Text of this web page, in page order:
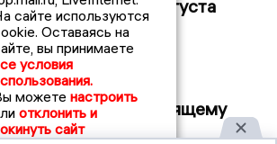
правительства 4 августа
прибыл к горящему
в Алексине
сайте используются
Оставаясь на
вы принимаете
условия
можете настроить
отклонить и
сайт